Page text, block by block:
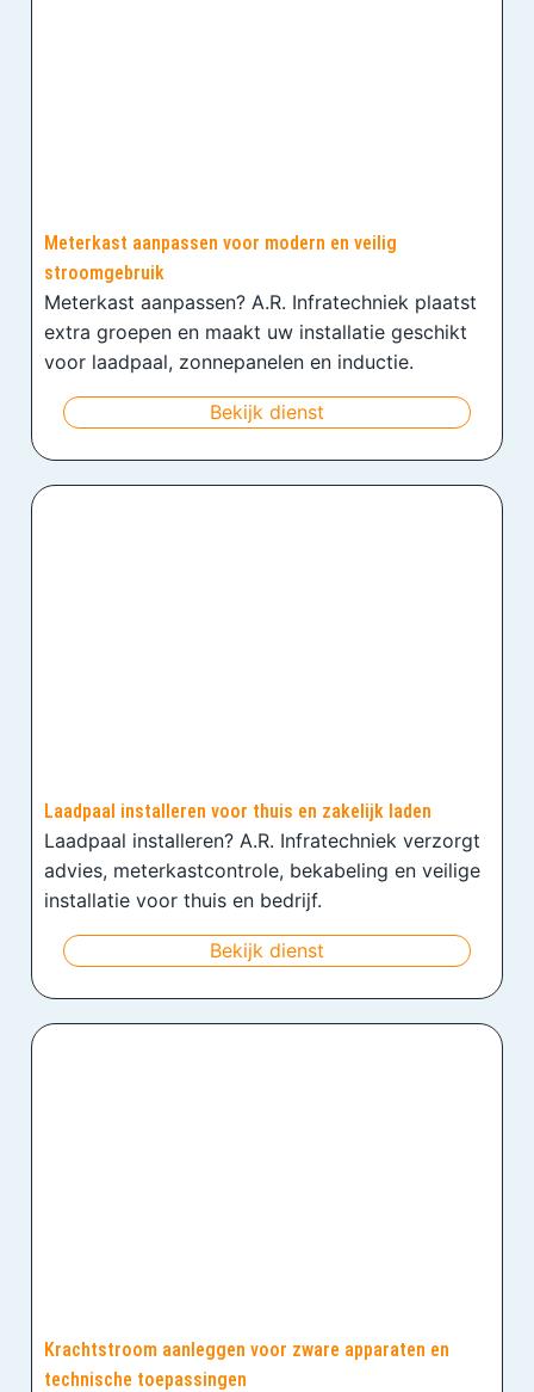
Meterkast aanpassen voor modern en veilig
stroomgebruik
Meterkast aanpassen? A.R. Infratechniek plaatst
extra groepen en maakt uw installatie geschikt
voor laadpaal, zonnepanelen en inductie.
Bekijk dienst
Laadpaal installeren voor thuis en zakelijk laden
Laadpaal installeren? A.R. Infratechniek verzorgt
advies, meterkastcontrole, bekabeling en veilige
installatie voor thuis en bedrijf.
Bekijk dienst
Krachtstroom aanleggen voor zware apparaten en
technische toepassingen